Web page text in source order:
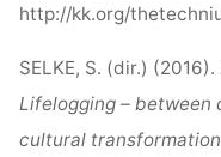
http://kk.org/
SELKE, S. (dir.) (2016).
Lifelogging –
cultural transformation